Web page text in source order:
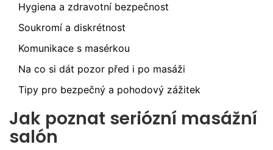
Hygiena a zdravotní bezpečnost
Soukromí a diskrétnost
Komunikace s masérkou
Na co si dát pozor před i po masáži
Tipy pro bezpečný a pohodový zážitek
Jak poznat seriózní masážní
salón